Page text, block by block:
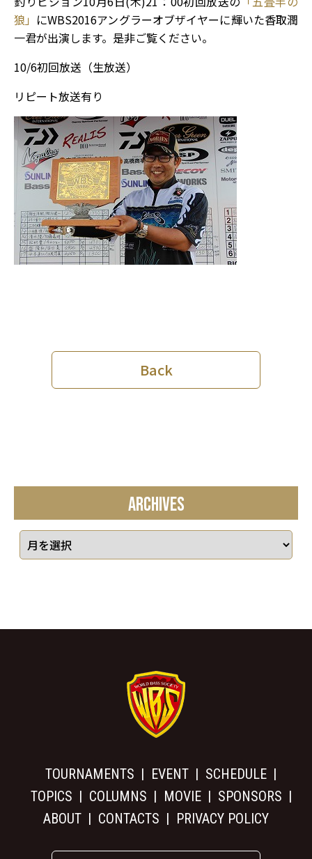
狼」 にWBS2016アングラーオブザイヤーに輝いた香取潤
一君が出演します。是非ご覧ください。
10/6初回放送（生放送）
リピート放送有り
Back
ARCHIVES
TOURNAMENTS EVENT
SCHEDULE
TOPICS
COLUMNS MOVIE
SPONSORS
ABOUT
CONTACTS PRIVACY POLICY